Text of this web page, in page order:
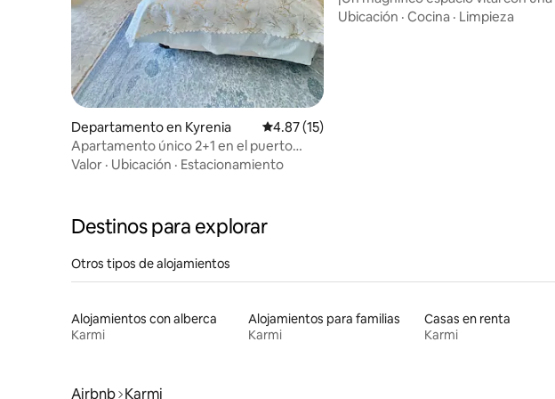
Departamento en Kyrenia Calificación promedio: 4.87 de 5; 15 evaluaciones
4.87 (15)
Apartamento único 2+1 en el puerto
antiguo de Girne, junto al mar
Valor · Ubicación · Estacionamiento
única!
Ubicación · Cocina · Limpieza
Destinos para explorar
Otros tipos de alojamientos
Alojamientos con alberca
Karmi
Alojamientos para familias
Karmi
Casas en renta
Karmi
Airbnb Karmi